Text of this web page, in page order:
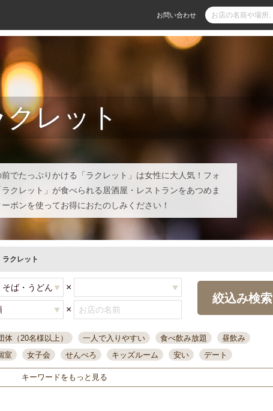
お問い合わせ
クレット
でたっぷりかける「ラクレット」は女性に大人気！フォ
クレット」が食べられる居酒屋・レストランをあつめま
ポンを使ってお得におたのしみください！
ラクレット
×
×
絞込み検索
体（20名様以上） 一人で入りやすい 食べ飲み放題
昼飲み
室 女子会 せんべろ キッズルーム 安い
デート
一人飲み 誕生日 大人数
肉料理 模合 インスタ映え 座敷席 記念日 泡盛
喫煙可
キーワードをもっと見る